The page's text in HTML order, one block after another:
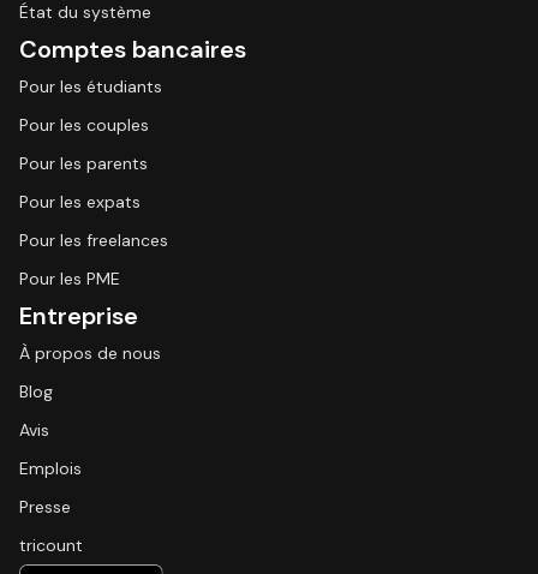
État du système
Comptes bancaires
Pour les étudiants
Pour les couples
Pour les parents
Pour les expats
Pour les freelances
Pour les PME
Entreprise
À propos de nous
Blog
Avis
Emplois
Presse
tricount